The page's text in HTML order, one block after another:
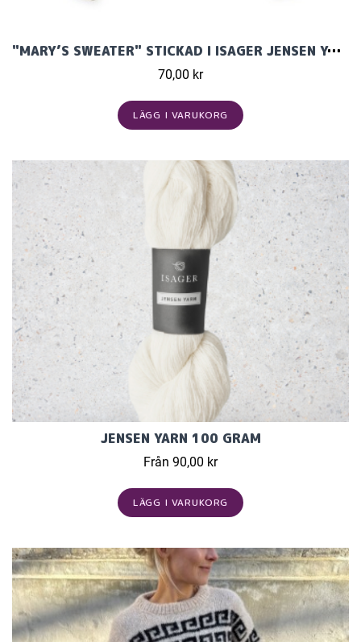
"MARY’S SWEATER" STICKAD I ISAGER JENSEN YARN MÖNSTER PÅ ENGELSKA
70,00 kr
LÄGG I VARUKORG
JENSEN YARN 100 GRAM
Från 90,00 kr
LÄGG I VARUKORG